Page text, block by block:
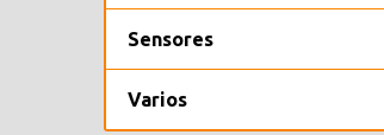
Sensores
Varios